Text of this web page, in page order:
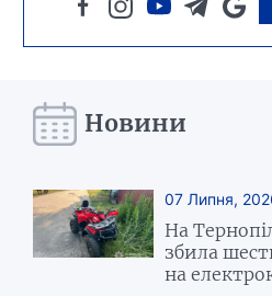
Новини
07 Липня,
На
збила
на